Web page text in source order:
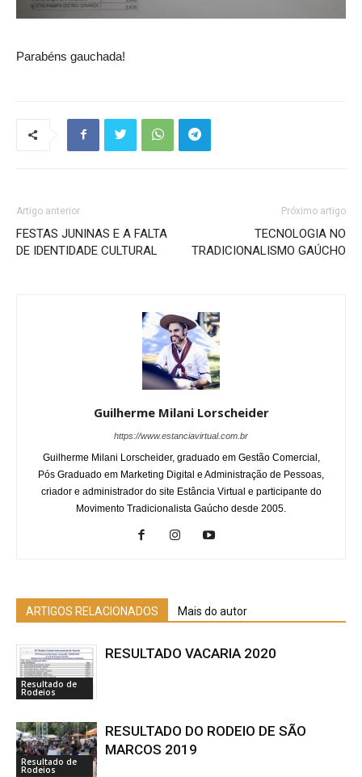
Parabéns gauchada!
Artigo anterior
FESTAS JUNINAS E A FALTA
DE IDENTIDADE CULTURAL
Próximo artigo
TECNOLOGIA NO
TRADICIONALISMO GAÚCHO
Guilherme Milani Lorscheider
https://www.estanciavirtual.com.br
Guilherme Milani Lorscheider, graduado em Gestão Comercial,
Pós Graduado em Marketing Digital e Administração de Pessoas,
criador e administrador do site Estância Virtual e participante do
Movimento Tradicionalista Gaúcho desde 2005.
ARTIGOS RELACIONADOS Mais do autor
Resultado de
Rodeios
RESULTADO VACARIA 2020
Resultado de
Rodeios
RESULTADO DO RODEIO DE SÃO
MARCOS 2019